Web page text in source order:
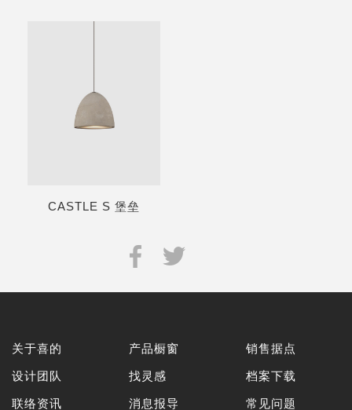
CASTLE S 堡垒
关于喜的
设计团队
联络资讯
产品橱窗
找灵感
消息报导
销售据点
档案下载
常见问题